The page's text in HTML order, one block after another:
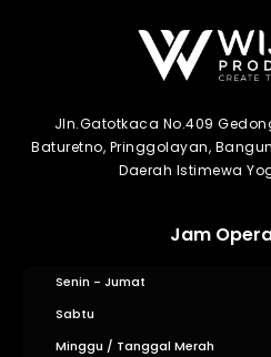
Jln.Gatotkaca No.409
Baturetno, Pringgolayan,
Daerah Istimewa
Jam
Senin - Jumat
Sabtu
Minggu / Tanggal Merah